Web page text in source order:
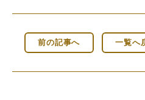
前の記事へ 一覧へ